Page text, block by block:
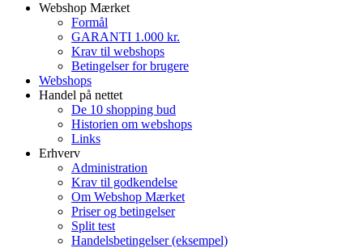
Webshop Mærket
Formål
GARANTI 1.000 kr.
Krav til webshops
Betingelser for brugere
Webshops
Handel på nettet
De 10 shopping bud
Historien om webshops
Links
Erhverv
Administration
Krav til godkendelse
Om Webshop Mærket
Priser og betingelser
Split test
Handelsbetingelser (eksempel)